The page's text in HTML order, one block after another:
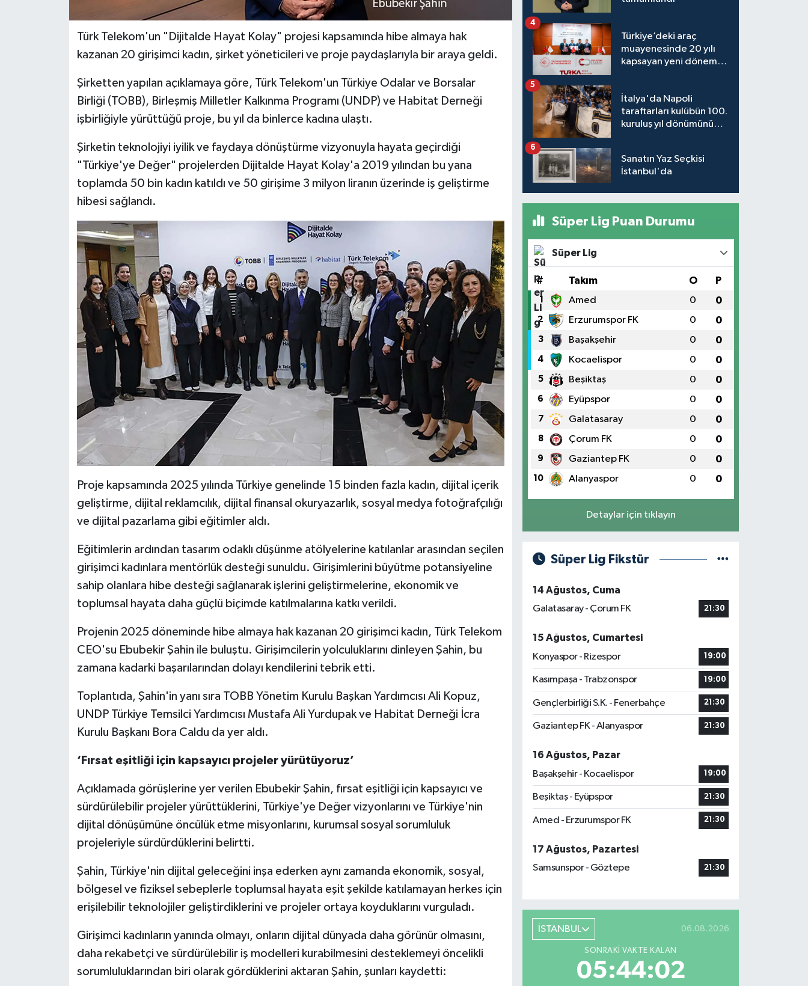
Türk Telekom'un "Dijitalde Hayat Kolay" projesi kapsamında hibe almaya hak
kazanan 20 girişimci kadın, şirket yöneticileri ve proje paydaşlarıyla bir araya geldi.
Şirketten yapılan açıklamaya göre, Türk Telekom'un Türkiye Odalar ve Borsalar
Birliği (TOBB), Birleşmiş Milletler Kalkınma Programı (UNDP) ve Habitat Derneği
işbirliğiyle yürüttüğü proje, bu yıl da binlerce kadına ulaştı.
Şirketin teknolojiyi iyilik ve faydaya dönüştürme vizyonuyla hayata geçirdiği
"Türkiye'ye Değer" projelerden Dijitalde Hayat Kolay'a 2019 yılından bu yana
toplamda 50 bin kadın katıldı ve 50 girişime 3 milyon liranın üzerinde iş geliştirme
hibesi sağlandı.
Proje kapsamında 2025 yılında Türkiye genelinde 15 binden fazla kadın, dijital içerik
geliştirme, dijital reklamcılık, dijital finansal okuryazarlık, sosyal medya fotoğrafçılığı
ve dijital pazarlama gibi eğitimler aldı.
Eğitimlerin ardından tasarım odaklı düşünme atölyelerine katılanlar arasından seçilen
girişimci kadınlara mentörlük desteği sunuldu. Girişimlerini büyütme potansiyeline
sahip olanlara hibe desteği sağlanarak işlerini geliştirmelerine, ekonomik ve
toplumsal hayata daha güçlü biçimde katılmalarına katkı verildi.
Projenin 2025 döneminde hibe almaya hak kazanan 20 girişimci kadın, Türk Telekom
CEO'su Ebubekir Şahin ile buluştu. Girişimcilerin yolculuklarını dinleyen Şahin, bu
zamana kadarki başarılarından dolayı kendilerini tebrik etti.
Toplantıda, Şahin'in yanı sıra TOBB Yönetim Kurulu Başkan Yardımcısı Ali Kopuz,
UNDP Türkiye Temsilci Yardımcısı Mustafa Ali Yurdupak ve Habitat Derneği İcra
Kurulu Başkanı Bora Caldu da yer aldı.
‘Fırsat eşitliği için kapsayıcı projeler yürütüyoruz’
Açıklamada görüşlerine yer verilen Ebubekir Şahin, fırsat eşitliği için kapsayıcı ve
sürdürülebilir projeler yürüttüklerini, Türkiye'ye Değer vizyonlarını ve Türkiye'nin
dijital dönüşümüne öncülük etme misyonlarını, kurumsal sosyal sorumluluk
projeleriyle sürdürdüklerini belirtti.
Şahin, Türkiye'nin dijital geleceğini inşa ederken aynı zamanda ekonomik, sosyal,
bölgesel ve fiziksel sebeplerle toplumsal hayata eşit şekilde katılamayan herkes için
erişilebilir teknolojiler geliştirdiklerini ve projeler ortaya koyduklarını vurguladı.
Girişimci kadınların yanında olmayı, onların dijital dünyada daha görünür olmasını,
daha rekabetçi ve sürdürülebilir iş modelleri kurabilmesini desteklemeyi öncelikli
sorumluluklarından biri olarak gördüklerini aktaran Şahin, şunları kaydetti:
Türkiye’deki araç
muayenesinde 20 yılı
kapsayan yeni dönem
4
İtalya'da Napoli
taraftarları kulübün 100.
kuruluş yıl dönümünü
5
Sanatın Yaz Seçkisi
İstanbul'da
6
Süper Lig Puan Durumu
Süper Lig
# Takım O P
1 Amed 0 0
2 Erzurumspor FK 0 0
3 Başakşehir 0 0
4 Kocaelispor 0 0
5 Beşiktaş 0 0
6 Eyüpspor 0 0
7 Galatasaray 0 0
8 Çorum FK 0 0
9 Gaziantep FK 0 0
10 Alanyaspor 0 0
Detaylar için tıklayın
Süper Lig Fikstür
14 Ağustos, Cuma
Galatasaray - Çorum FK
21:30
15 Ağustos, Cumartesi
Konyaspor - Rizespor
19:00
Kasımpaşa - Trabzonspor 19:00
Gençlerbirliği S.K. - Fenerbahçe 21:30
Gaziantep FK - Alanyaspor 21:30
16 Ağustos, Pazar
Başakşehir - Kocaelispor
19:00
Beşiktaş - Eyüpspor 21:30
Amed - Erzurumspor FK 21:30
17 Ağustos, Pazartesi
Samsunspor - Göztepe
21:30
İSTANBUL 06.08.2026
SONRAKI VAKTE KALAN
05:44:01